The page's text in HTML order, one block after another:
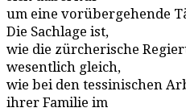
um eine vorübergehende
Die Sachlage ist,
wie die zürcherische
wesentlich gleich,
wie bei den tessinischen
ihrer Familie im